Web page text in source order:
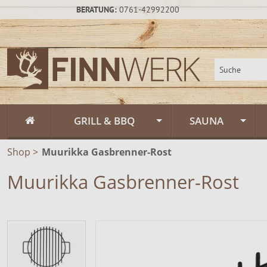
BERATUNG: 0761-42992200
GRILL & BBQ
Flammlachs
Feuerschalen
Feuerschalen
Muurikka Outdoor & Feuerküche
Räucheröfen
SAUNA
Gartensauna
Shop > Muurikka Gasbrenner-Rost
Muurikka Gasbrenner-Rost